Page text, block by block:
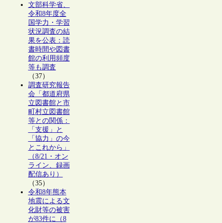
文部科学省、
令和8年度全
国学力・学習
状況調査の結
果を公表：読
書時間や図書
館の利用頻度
等も調査
（37）
調査研究報告
会「都道府県
立図書館と市
町村立図書館
等との関係：
「支援」と
「協力」の今
とこれから」
（8/21・オン
ライン、録画
配信あり）
（35）
令和8年熊本
地震による文
化財等の被害
が83件に（8